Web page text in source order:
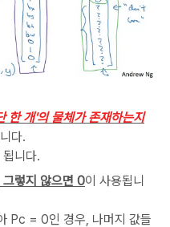
한 개'의 물체가 존재하는지
다.
니다.
그렇지 않으면 0이 사용됩니
Pc = 0인 경우, 나머지 값들